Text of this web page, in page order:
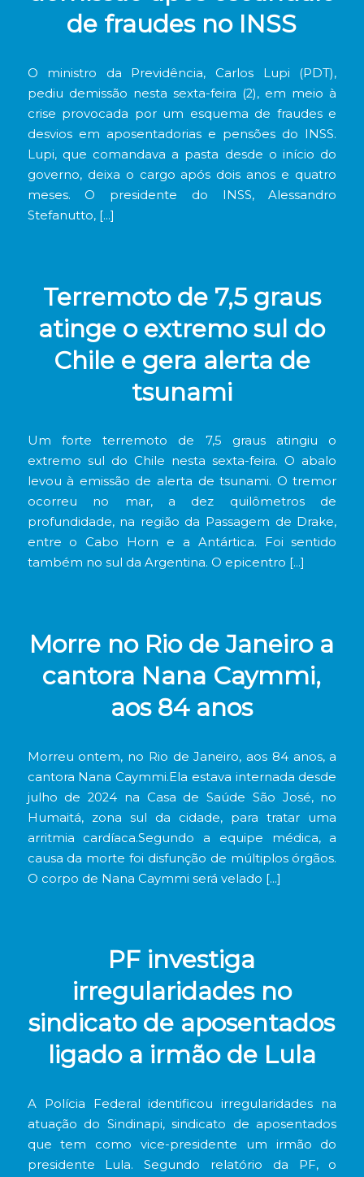
de fraudes no INSS
O ministro da Previdência, Carlos Lupi (PDT),
pediu demissão nesta sexta-feira (2), em meio à
crise provocada por um esquema de fraudes e
desvios em aposentadorias e pensões do INSS.
Lupi, que comandava a pasta desde o início do
governo, deixa o cargo após dois anos e quatro
meses. O presidente do INSS, Alessandro
Stefanutto, […]
Terremoto de 7,5 graus
atinge o extremo sul do
Chile e gera alerta de
tsunami
Um forte terremoto de 7,5 graus atingiu o
extremo sul do Chile nesta sexta-feira. O abalo
levou à emissão de alerta de tsunami. O tremor
ocorreu no mar, a dez quilômetros de
profundidade, na região da Passagem de Drake,
entre o Cabo Horn e a Antártica. Foi sentido
também no sul da Argentina. O epicentro […]
Morre no Rio de Janeiro a
cantora Nana Caymmi,
aos 84 anos
Morreu ontem, no Rio de Janeiro, aos 84 anos, a
cantora Nana Caymmi.Ela estava internada desde
julho de 2024 na Casa de Saúde São José, no
Humaitá, zona sul da cidade, para tratar uma
arritmia cardíaca.Segundo a equipe médica, a
causa da morte foi disfunção de múltiplos órgãos.
O corpo de Nana Caymmi será velado […]
PF investiga
irregularidades no
sindicato de aposentados
ligado a irmão de Lula
A Polícia Federal identificou irregularidades na
atuação do Sindinapi, sindicato de aposentados
que tem como vice-presidente um irmão do
presidente Lula. Segundo relatório da PF, o